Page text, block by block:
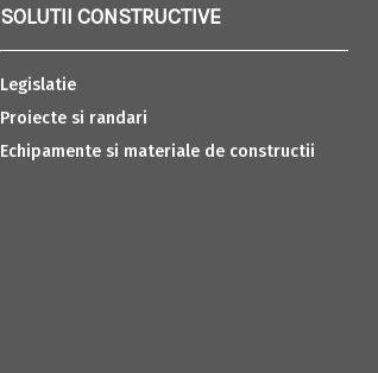
SOLUTII CONSTRUCTIVE
Legislatie
Proiecte si randari
Echipamente si materiale de constructii